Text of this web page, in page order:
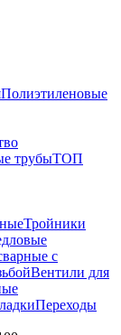
Полиэтиленовые
трубыТОП
Тройники
с
Вентили для
Переходы